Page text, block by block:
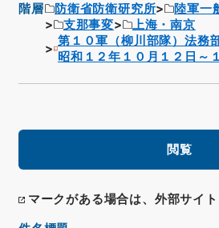
階層 防衛省防衛研究所 陸軍一
支那事変
上海・南京
第１０軍（柳川部隊）法
昭和１２年１０月１２日～
閲覧
マークがある場合は、外部サイト